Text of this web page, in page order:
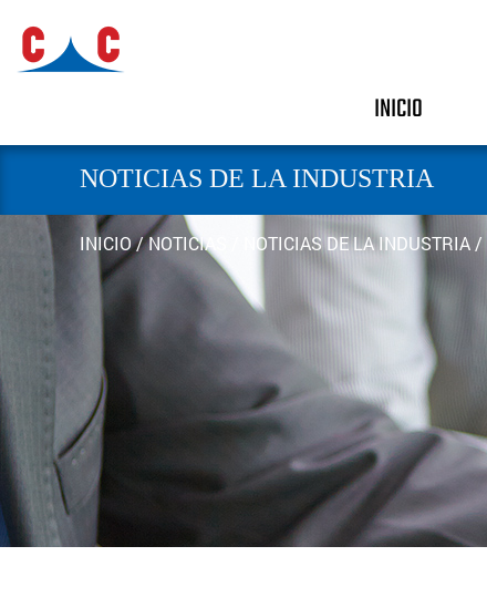
INICIO
NOTICIAS DE LA INDUSTRIA
INICIO/NOTICIAS NOTICIAS DE LA INDUSTRIA /